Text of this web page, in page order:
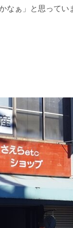
なぁ」と思ってい